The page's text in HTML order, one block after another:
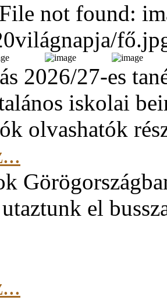
not found:
2026/27-es
iskolai
olvashatók
el